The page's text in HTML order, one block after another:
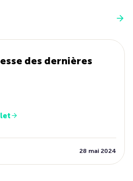
des dernières
28 mai 2024